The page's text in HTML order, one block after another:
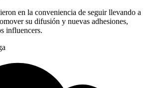
en la conveniencia de seguir llevando a
su difusión y nuevas adhesiones,
influencers.